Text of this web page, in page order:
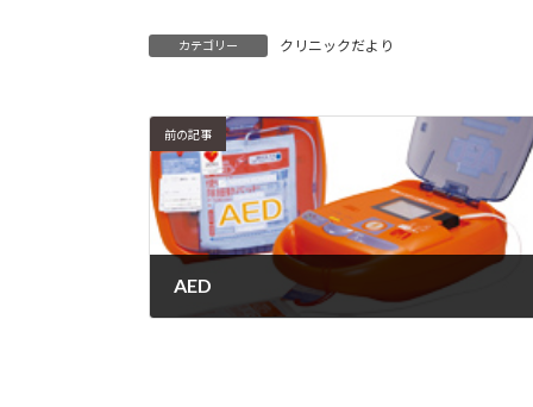
カテゴリー クリニックだより
前の記事
AED